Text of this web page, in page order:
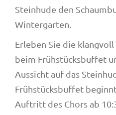
Steinhude den
Wintergarten.
Erleben Sie die
beim Frühstücksbuffet
Aussicht auf das
Frühstücksbuffet
Auftritt des Chors ab